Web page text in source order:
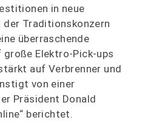
in neue
der Traditionskonzern
überraschende
Elektro-Pick-ups
auf Verbrenner und
von einer
Präsident Donald
berichtet.